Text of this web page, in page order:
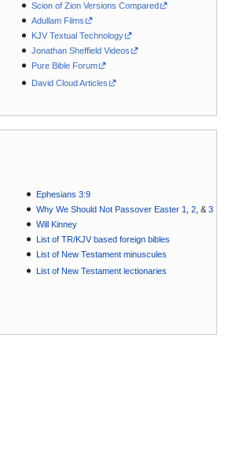
Scion of Zion Versions Compared
Adullam Films
KJV Textual Technology
Jonathan Sheffield Videos
Pure Bible Forum
David Cloud Articles
Ephesians 3:9
Why We Should Not Passover Easter 1
,2 , &3
Will Kinney
List of TR/KJV based foreign bibles
List of New Testament minuscules
List of New Testament lectionaries